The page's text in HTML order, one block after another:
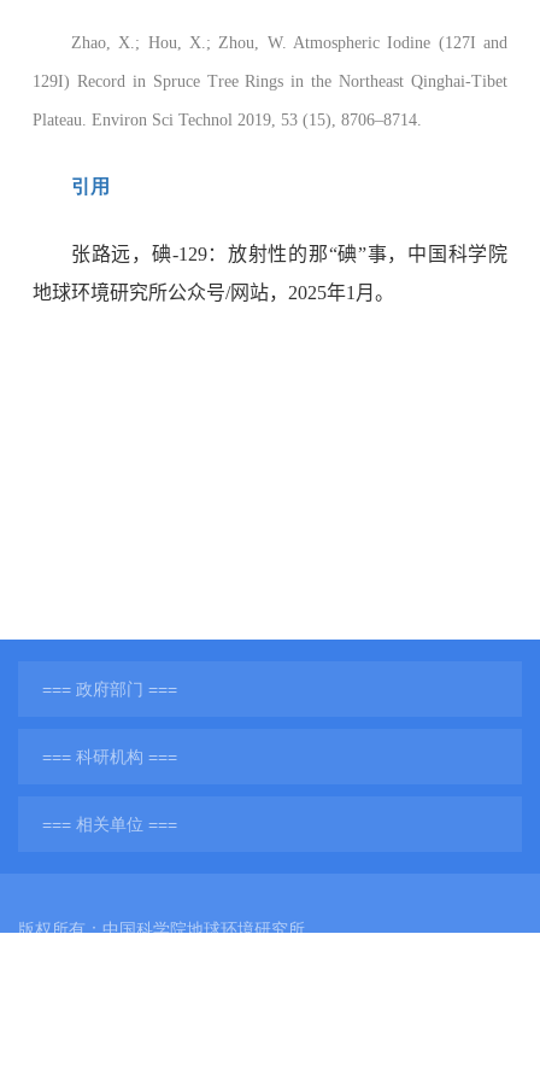
Zhao, X.; Hou, X.; Zhou, W. Atmospheric Iodine (127I and
129I) Record in Spruce Tree Rings in the Northeast Qinghai-Tibet
Plateau. Environ Sci Technol 2019, 53 (15), 8706–8714.
引用
张路远，碘-129：放射性的那“碘”事，中国科学院
地球环境研究所公众号/网站， 2025年1 月。
=== 政府部门 ===
=== 科研机构 ===
=== 相关单位 ===
版权所有：中国科学院地球环境研究所